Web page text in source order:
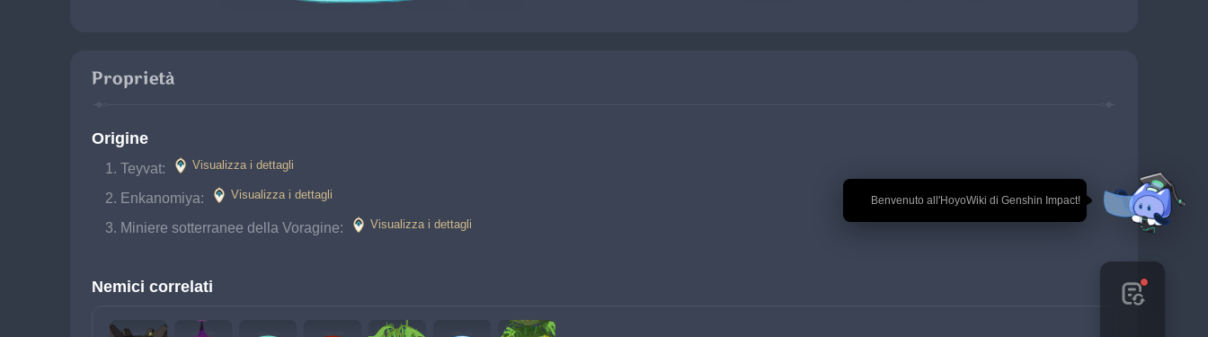
🎉 Benvenuto all'HoyoWiki di Genshin Impact!
Proprietà
Origine
Teyvat: Visualizza i dettagli
Enkanomiya: Visualizza i dettagli
Miniere sotterranee della Voragine: Visualizza i dettagli
Nemici correlati